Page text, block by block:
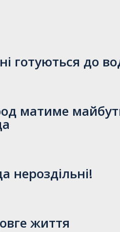
готуються до
матиме
нероздільні!
життя